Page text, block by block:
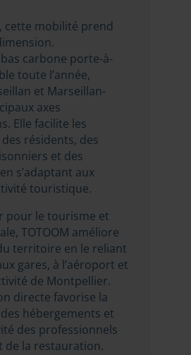
cette mobilité prend
carbone porte-à-
toute l’année,
et Marseillan-
axes
Elle facilite les
résidents, des
et des
s’adaptant aux
touristique.
pour le tourisme et
TOTOOM améliore
territoire en le reliant
gares, à l’aéroport et
de Montpellier.
directe favorise la
hébergements et
des professionnels
de la restauration.